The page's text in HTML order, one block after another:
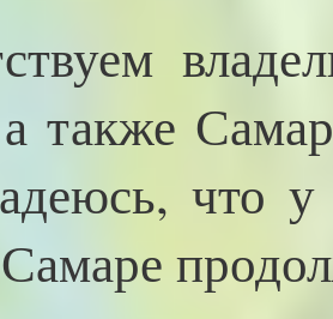
также
что